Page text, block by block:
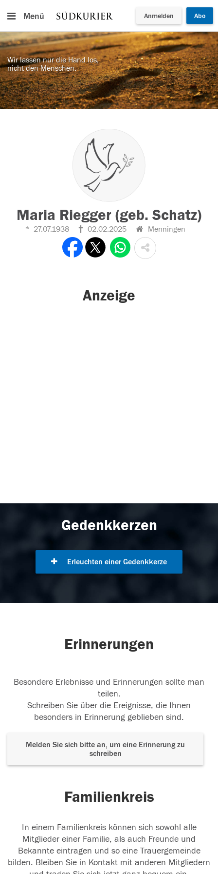
Menü Anmelden Abo
Wir lassen nur die Hand los,
nicht den Menschen.
Maria Riegger (geb. Schatz)
27.07.1938 02.02.2025 Menningen
Anzeige
Gedenkkerzen
Erleuchten einer Gedenkkerze
Erinnerungen
Besondere Erlebnisse und Erinnerungen sollte man
teilen.
Schreiben Sie über die Ereignisse, die Ihnen
besonders in Erinnerung geblieben sind.
Melden Sie sich bitte an, um eine Erinnerung zu
schreiben
Familienkreis
In einem Familienkreis können sich sowohl alle
Mitglieder einer Familie, als auch Freunde und
Bekannte eintragen und so eine Trauergemeinde
bilden. Bleiben Sie in Kontakt mit anderen Mitgliedern